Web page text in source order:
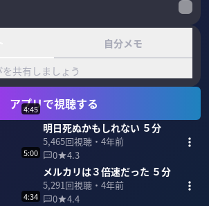
自分メモ
共有しましょう
アプリで視聴する
4:45
明日死ぬかもしれない ５分
5,465回視聴・ 4年前
0
4.3
5:00
メルカリは３倍速だった ５分
5,291回視聴・ 4年前
0
4.4
4:34